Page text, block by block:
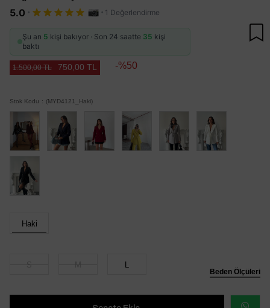
5.0 · · 1 Değerlendirme
Şu an 5 kişi bakıyor · Son 24 saatte 35 kişi
baktı
1.500,00 TL 750,00 TL 50
Stok Kodu (MYD4121_Haki)
Beden Ölçüleri
Haki
L